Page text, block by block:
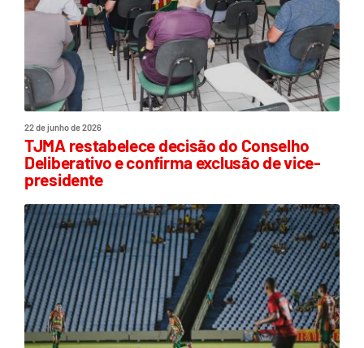
22 de junho de 2026
TJMA restabelece decisão do Conselho
Deliberativo e confirma exclusão de vice-
presidente